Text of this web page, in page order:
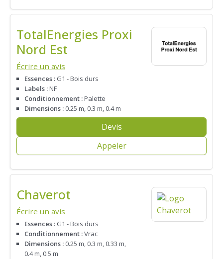
TotalEnergies Proxi
Nord Est
Écrire un avis
Essences : G1 - Bois durs
Labels :NF
Conditionnement :Palette
Dimensions : 0.25 m, 0.3 m, 0.4 m
Devis
Appeler
Chaverot
Écrire un avis
Essences : G1 - Bois durs
Conditionnement :Vrac
Dimensions : 0.25 m, 0.3 m, 0.33 m,
0.4 m, 0.5 m